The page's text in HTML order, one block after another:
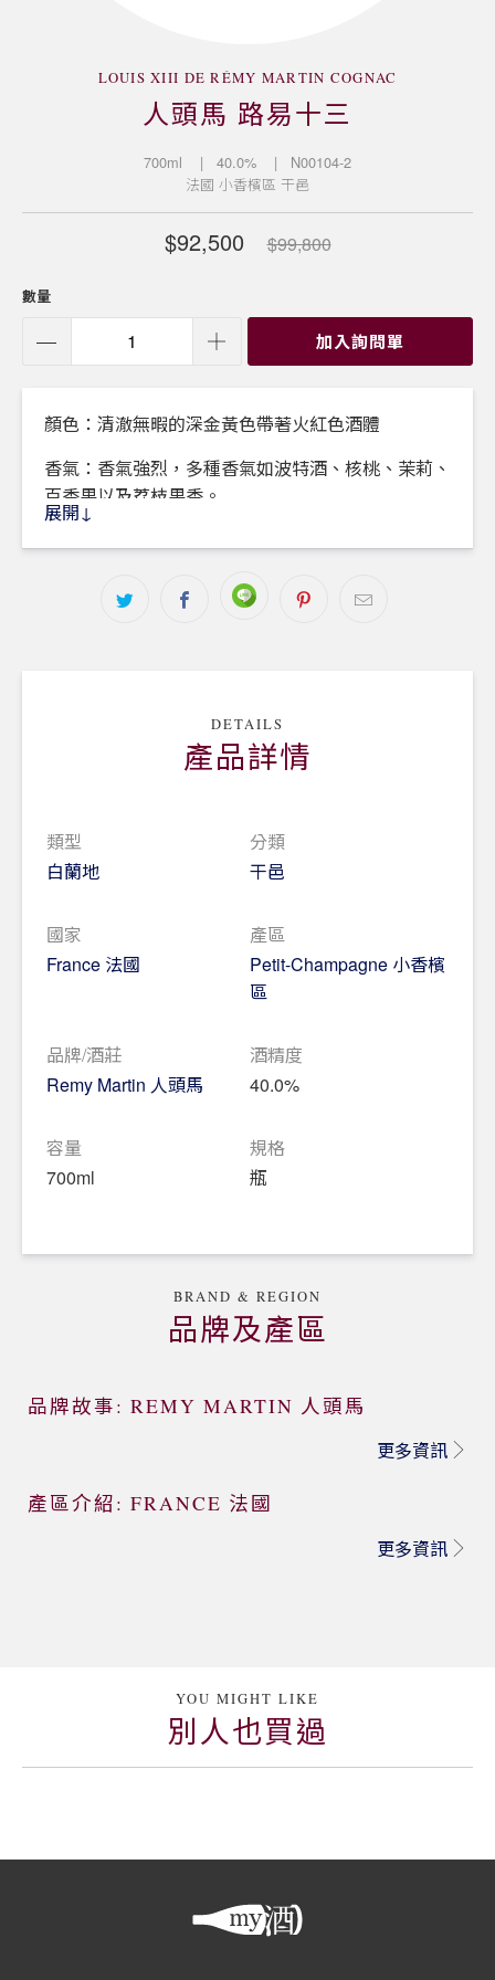
LOUIS XIII DE RÉMY MARTIN COGNAC
人頭馬 路易十三
700ml | 40.0%
| N00104-2
法國 小香檳區 干邑
$92,500 $99,800
數量
加入詢問單
顏色：清澈無暇的深金黃色帶著火紅色酒體
香氣：香氣強烈，多種香氣如波特酒、核桃、茉莉、
百香果以及荔枝果香。
氣息，另外還有明顯的紫羅蘭跟玫瑰，入口後能嚐到
之子保羅•埃米爾在扎納克附近發現了一個路易十三
時代的古戰場，並偶然發現了一個文藝復興時期巴洛
克風格的酒瓶，酒瓶上印有皇家百合花的飾紋，說明
1874年打造了名為「路易十三」的干邑；同年，人
頭馬身像也正式成為了人頭馬的商標。至此，一個新
的路易十三時代開始了。
展開↓
DETAILS
產品詳情
類型
白蘭地
分類
干邑
國家
France 法國
產區
Petit-Champagne 小香檳
區
品牌/酒莊
Remy Martin 人頭馬
酒精度
40.0%
容量
700ml
規格
瓶
BRAND & REGION
品牌及產區
品牌故事: REMY MARTIN 人頭馬
更多資訊
產區介紹: FRANCE 法國
更多資訊
YOU MIGHT LIKE
別人也買過